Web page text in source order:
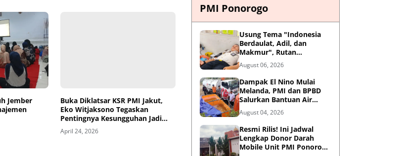
Jember
Buka Diklatsar KSR PMI Jakut,
Eko Witjaksono Tegaskan
Pentingnya Kesungguhan Jadi
Relawan
April 24, 2026
PMI Ponorogo
Usung Tema "Indonesia
Berdaulat, Adil, dan
Makmur", Rutan
Ponorogo Gelar Donor
Darah Kemanusiaan
Sambut HUT RI ke-81
August 06, 2026
Dampak El Nino Mulai
Melanda, PMI dan BPBD
Salurkan Bantuan Air
Bersih ke Desa Terdampak
di Ponorogo
August 04, 2026
Resmi Rilis! Ini Jadwal
Lengkap Donor Darah
Mobile Unit PMI Ponorogo